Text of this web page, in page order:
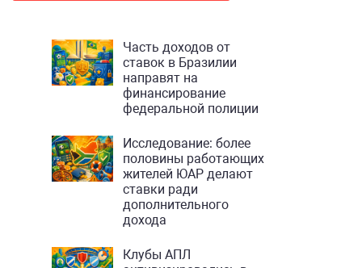
Часть доходов от
ставок в Бразилии
направят на
финансирование
федеральной полиции
Исследование: более
половины работающих
жителей ЮАР делают
ставки ради
дополнительного
дохода
Клубы АПЛ